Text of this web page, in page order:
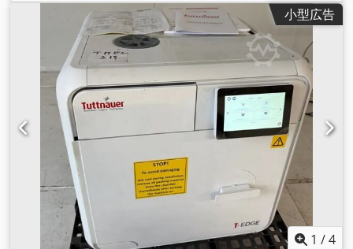
小型広告
1 /4